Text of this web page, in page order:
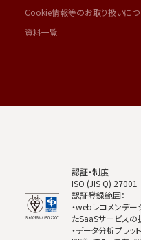
Cookie情報等のお取り扱いにつ
資料一覧
認証・制度
ISO (JIS Q) 27001
認証登録範囲：
・webレコメンデ
たSaaSサービスの
・データ分析プラ